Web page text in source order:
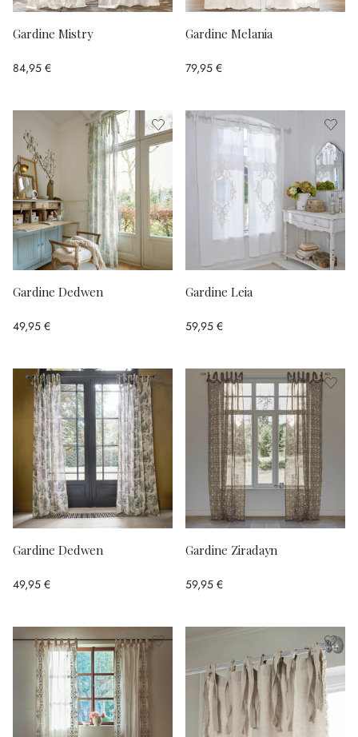
Gardine Mistry
84,95 €
Gardine Melania
79,95 €
Gardine Dedwen
49,95 €
Gardine Leia
59,95 €
Gardine Dedwen
49,95 €
Gardine Ziradayn
59,95 €